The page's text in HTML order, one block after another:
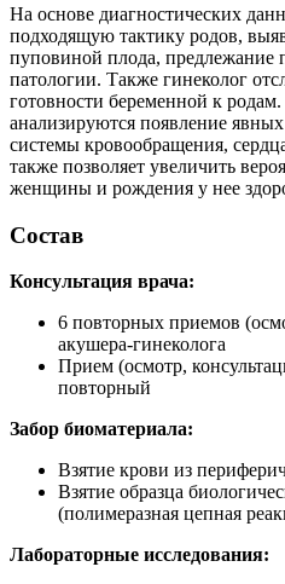
На основе диагностических
подходящую тактику родов,
пуповиной плода, предлежание
патологии. Также гинеколог
готовности беременной к
анализируются появление
системы кровообращения,
также позволяет увеличить
женщины и рождения у нее
Состав
Консультация врача:
6 повторных приемов
акушера-гинеколога
Прием (осмотр,
повторный
Забор биоматериала:
Взятие крови из
Взятие образца
(полимеразная цепная
Лабораторные исследования: